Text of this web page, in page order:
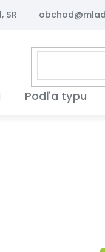
SR
Podľa typu